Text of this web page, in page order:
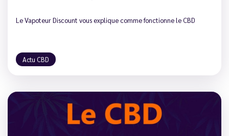
Le Vapoteur Discount vous explique comme fonctionne le CBD
Actu CBD